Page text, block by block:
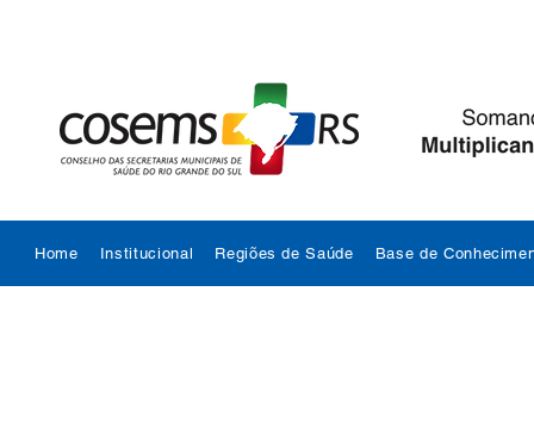
Home Institucional Regiões de Saúde Base de